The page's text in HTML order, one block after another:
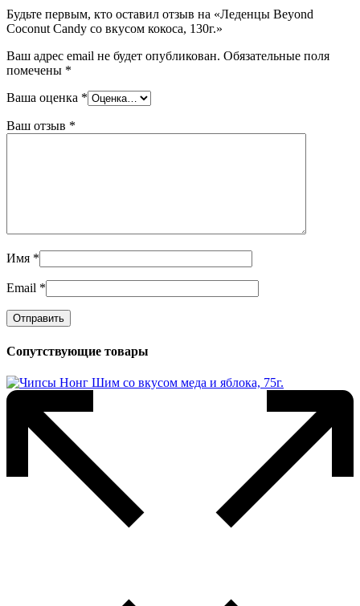
Будьте первым, кто оставил отзыв на «Леденцы Beyond
Coconut Candy со вкусом кокоса, 130г.»
Ваш адрес email не будет опубликован. Обязательные поля
помечены *
Ваша оценка *
Ваш отзыв *
Имя *
Email *
Сопутствующие товары